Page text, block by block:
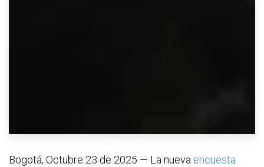
Bogotá, Octubre 23 de 2025 — La nueva encuesta